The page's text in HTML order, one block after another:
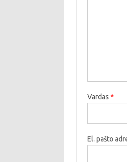
Vardas *
El. pašto